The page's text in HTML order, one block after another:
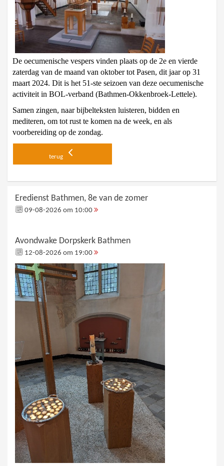
De oecumenische vespers vinden plaats op de 2e en vierde
zaterdag van de maand van oktober tot Pasen, dit jaar op 31
maart 2024. Dit is het 51-ste seizoen van deze oecumenische
activiteit in BOL-verband (Bathmen-Okkenbroek-Lettele).
Samen zingen, naar bijbelteksten luisteren, bidden en
mediteren, om tot rust te komen na de week, en als
voorbereiding op de zondag.
terug
Eredienst Bathmen, 8e van de zomer
09-08-2026 om 10:00
Avondwake Dorpskerk Bathmen
12-08-2026 om 19:00